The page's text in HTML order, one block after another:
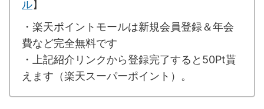
ル】
・楽天ポイントモールは新規会員登録＆年会
費など完全無料です
・上記紹介リンクから登録完了すると50Pt貰
えます（楽天スーパーポイント）。